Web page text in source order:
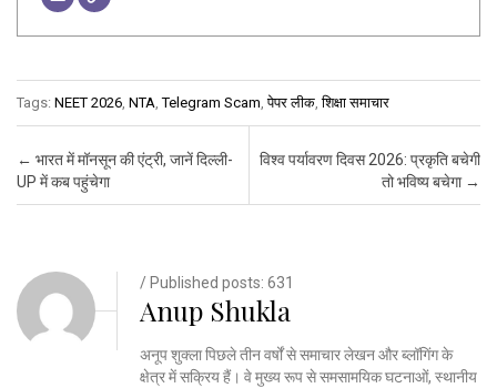
Tags: NEET 2026 NTA ,Telegram Scam ,पेपर लीक ,शिक्षा समाचार
Post navigation
← भारत में मॉनसून की एंट्री, जानें दिल्ली-
UP में कब पहुंचेगा
विश्व पर्यावरण दिवस 2026: प्रकृति बचेगी
तो भविष्य बचेगा →
/ Published posts: 631
Anup Shukla
अनूप शुक्ला पिछले तीन वर्षों से समाचार लेखन और ब्लॉगिंग के
क्षेत्र में सक्रिय हैं। वे मुख्य रूप से समसामयिक घटनाओं, स्थानीय